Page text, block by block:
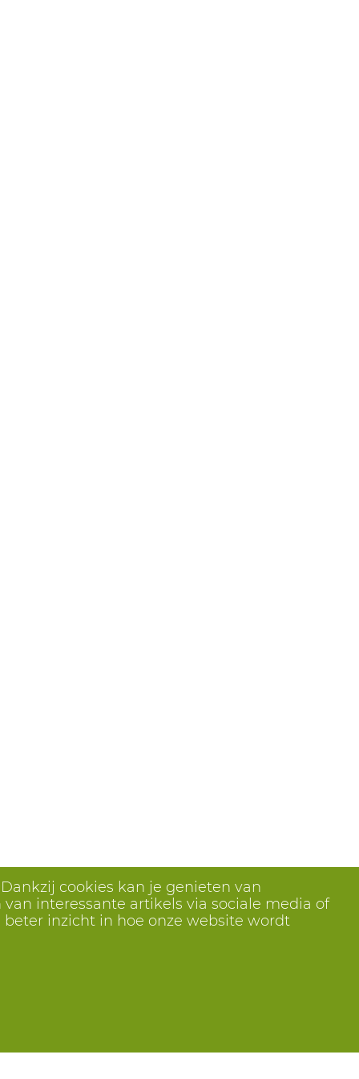
cookies kan je genieten van
interessante artikels via sociale media of
inzicht in hoe onze website wordt